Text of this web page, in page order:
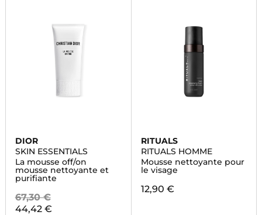
DIOR
SKIN ESSENTIALS
La mousse off/on
mousse nettoyante et
purifiante
67,30 €
44,42 €
RITUALS
RITUALS HOMME
Mousse nettoyante pour
le visage
12,90 €